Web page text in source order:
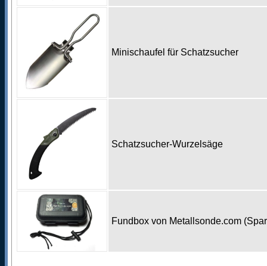
Minischaufel für Schatzsucher
Schatzsucher-Wurzelsäge
Fundbox von Metallsonde.com